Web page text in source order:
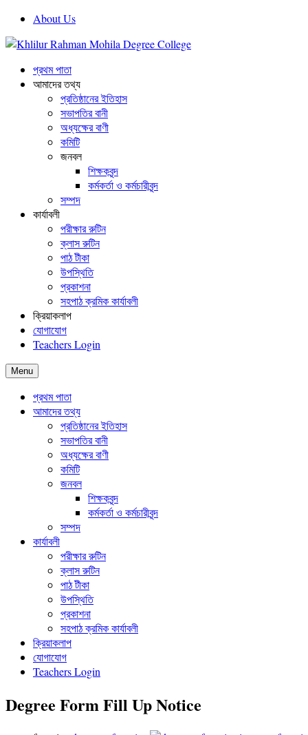
About Us
প্রথম পাতা
আমাদের তথ্য
প্রতিষ্ঠানের ইতিহাস
সভাপতির বানী
অধ্যক্ষের বাণী
কমিটি
জনবল
শিক্ষকবৃন্দ
কর্মকর্তা ও কর্মচারীবৃন্দ
সম্পদ
কার্যাবলী
পরীক্ষার রুটিন
ক্লাস রুটিন
পাঠ টীকা
উপস্থিতি
প্রকাশনা
সহপাঠ ক্রমিক কার্যাবলী
ক্রিয়াকলাপ
যোগাযোগ
Teachers Login
Menu
প্রথম পাতা
আমাদের তথ্য
প্রতিষ্ঠানের ইতিহাস
সভাপতির বানী
অধ্যক্ষের বাণী
কমিটি
জনবল
শিক্ষকবৃন্দ
কর্মকর্তা ও কর্মচারীবৃন্দ
সম্পদ
কার্যাবলী
পরীক্ষার রুটিন
ক্লাস রুটিন
পাঠ টীকা
উপস্থিতি
প্রকাশনা
সহপাঠ ক্রমিক কার্যাবলী
ক্রিয়াকলাপ
যোগাযোগ
Teachers Login
Degree Form Fill Up Notice